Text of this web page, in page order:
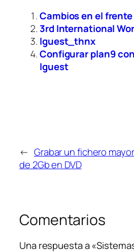
Cambios en el
3rd International
lguest_thnx
Configurar plan9
lguest
← Grabar un fichero mayor
de 2Gb en DVD
Comentarios
Una respuesta a